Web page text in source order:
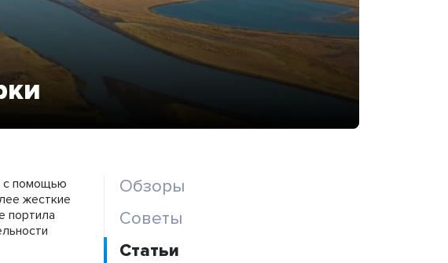
с помощью
жесткие
портила
Обзоры
Советы
Статьи